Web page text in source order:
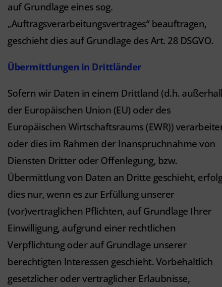
auf Grundlage eines sog.
„Auftragsverarbeitungsvertrages“ beauftragen,
geschieht dies auf Grundlage des Art. 28 DSGVO.
Übermittlungen in Drittländer
Sofern wir Daten in einem Drittland (d.h.
der Europäischen Union (EU) oder des
Europäischen Wirtschaftsraums (EWR))
oder dies im Rahmen der Inanspruchnahme von
Diensten Dritter oder Offenlegung, bzw.
Übermittlung von Daten an Dritte geschieht,
dies nur, wenn es zur Erfüllung unserer
(vor)vertraglichen Pflichten, auf Grundlage Ihrer
Einwilligung, aufgrund einer rechtlichen
Verpflichtung oder auf Grundlage unserer
berechtigten Interessen geschieht. Vorbehaltlich
gesetzlicher oder vertraglicher Erlaubnisse,